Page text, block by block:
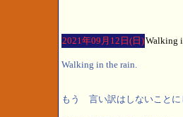
2021年09月12日(日)Walking
Walking in the rain.
もう 言い訳はしないことに